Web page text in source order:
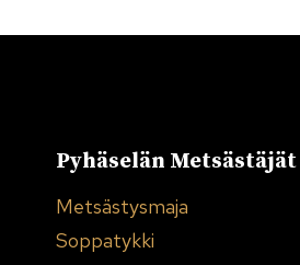
Pyhäselän
Metsästysmaja
Soppatykki